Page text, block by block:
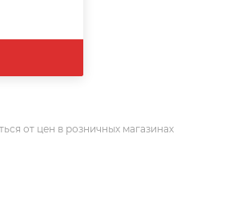
от цен в розничных магазинах